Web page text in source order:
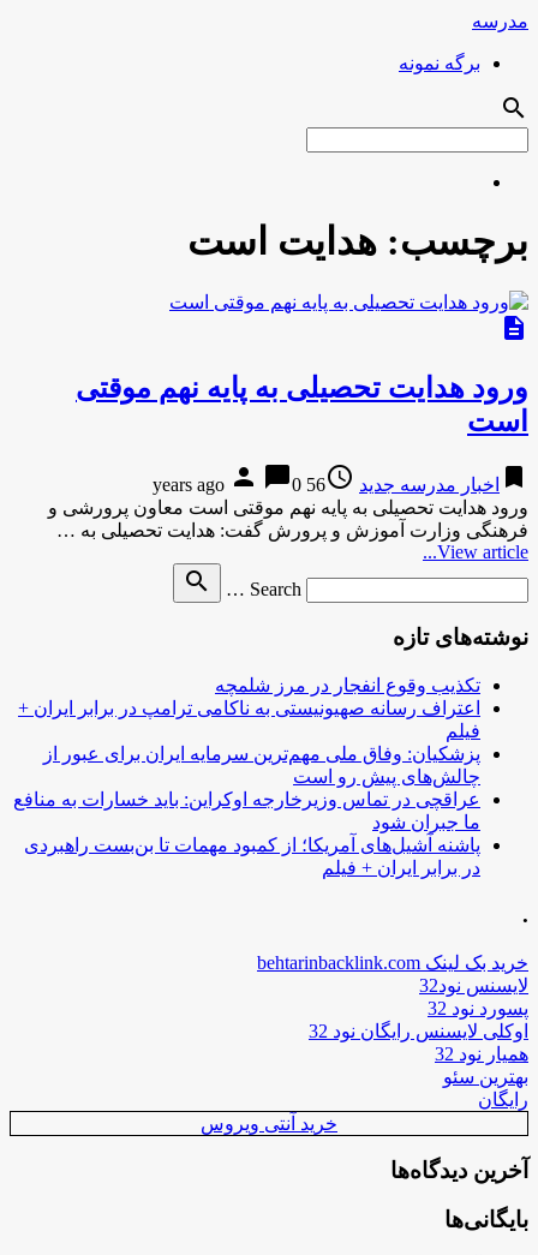
مدرسه
برگه نمونه
search
برچسب: هدایت است
description
ورود هدایت تحصیلی به پایه نهم موقتی
است
bookmark اخبار مدرسه جدید access_time
56 years ago
person chat_bubble0
ورود هدایت تحصیلی به پایه نهم موقتی است معاون پرورشی و
فرهنگی وزارت آموزش و پرورش گفت: هدایت تحصیلی به …
View article...
Search …
search
نوشته‌های تازه
تکذیب وقوع انفجار در مرز شلمچه
اعتراف رسانه صهیونیستی به ناکامی ترامپ در برابر ایران +
فیلم
پزشکیان: وفاق ملی مهم‌ترین سرمایه ایران برای عبور از
چالش‌های پیش رو است
عراقچی در تماس وزیرخارجه اوکراین: باید خسارات به منافع
ما جبران شود
پاشنه آشیل‌های آمریکا؛ از کمبود مهمات تا بن‌بست راهبردی
در برابر ایران + فیلم
.
خرید بک لینک behtarinbacklink.com
لایسنس نود32
پسورد نود 32
اوکلی لایسنس رایگان نود 32
همیار نود 32
بهترین سئو
رایگان
خرید آنتی ویروس
آخرین دیدگاه‌ها
بایگانی‌ها